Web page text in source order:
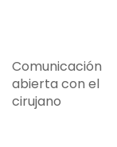
Comunicación
abierta con el
cirujano